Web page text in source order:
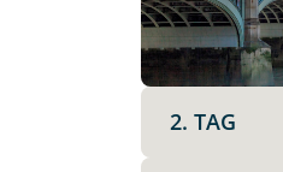
2. TAG